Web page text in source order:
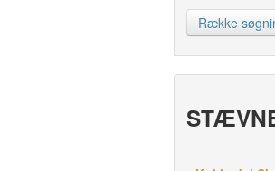
Række